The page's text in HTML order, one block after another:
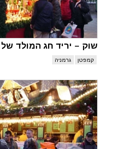
שוק – יריד חג המולד של
קמפטן גרמניה